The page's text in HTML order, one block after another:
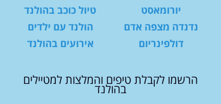
יורומאסט
נדנדה מצפה אדם
דולפינריום
טיול כוכב בהולנד
הולנד עם ילדים
אירועים בהולנד
הרשמו לקבלת טיפים והמלצות למטיילים
בהולנד